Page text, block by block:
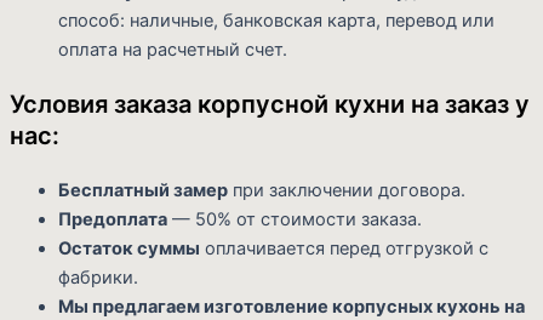
способ: наличные, банковская карта, перевод или
оплата на расчетный счет.
Условия заказа корпусной кухни на заказ у
нас:
Бесплатный замер при заключении договора.
Предоплата — 50% от стоимости заказа.
Остаток суммы оплачивается перед отгрузкой с
фабрики.
Мы предлагаем изготовление корпусных кухонь на